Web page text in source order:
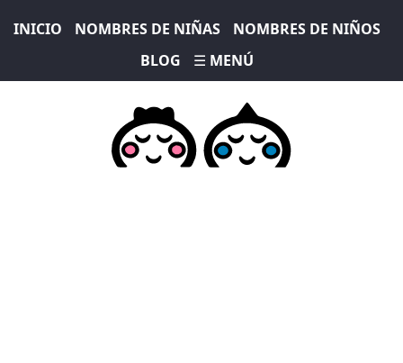
INICIO NOMBRES DE NIÑAS
NOMBRES DE NIÑOS
BLOG
☰ MENÚ